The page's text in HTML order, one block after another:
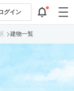
グイン
建物一覧